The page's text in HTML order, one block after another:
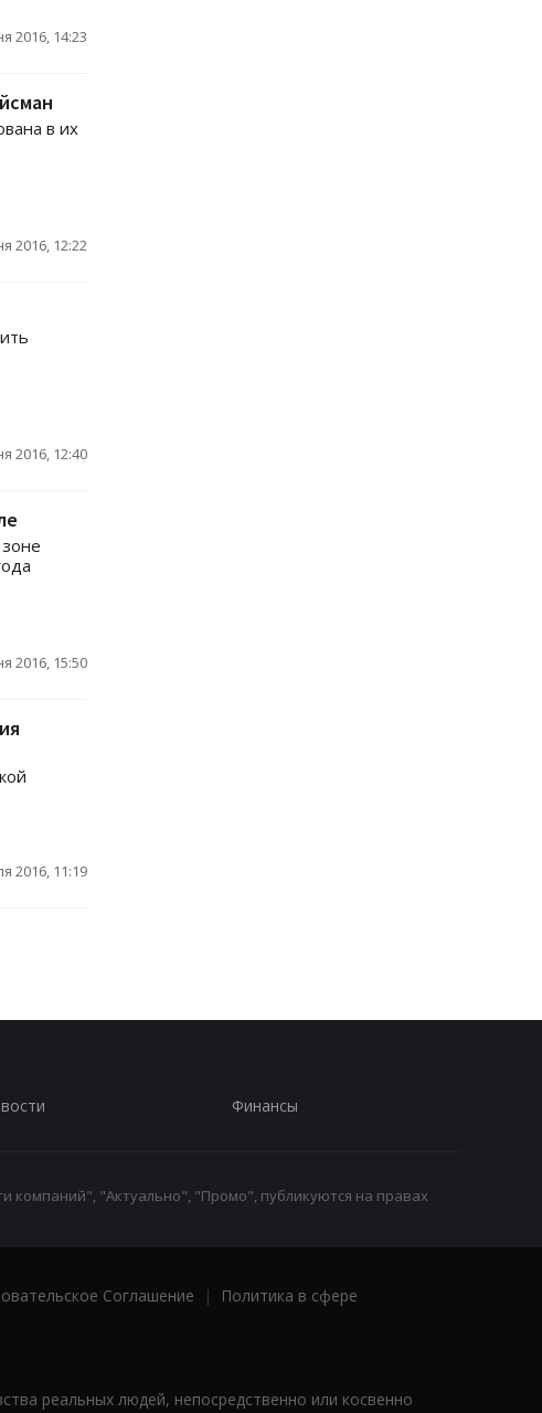
2016, 14:23
в их
2016, 12:22
2016, 12:40
2016, 15:50
2016, 11:19
Финансы
"Актуально", "Промо", публикуются на правах
Соглашение |
Политика в сфере
реальных людей, непосредственно или косвенно